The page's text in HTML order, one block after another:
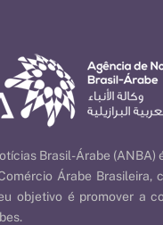
Brasil-Árabe (ANBA)
Árabe Brasileira,
objetivo é promover a